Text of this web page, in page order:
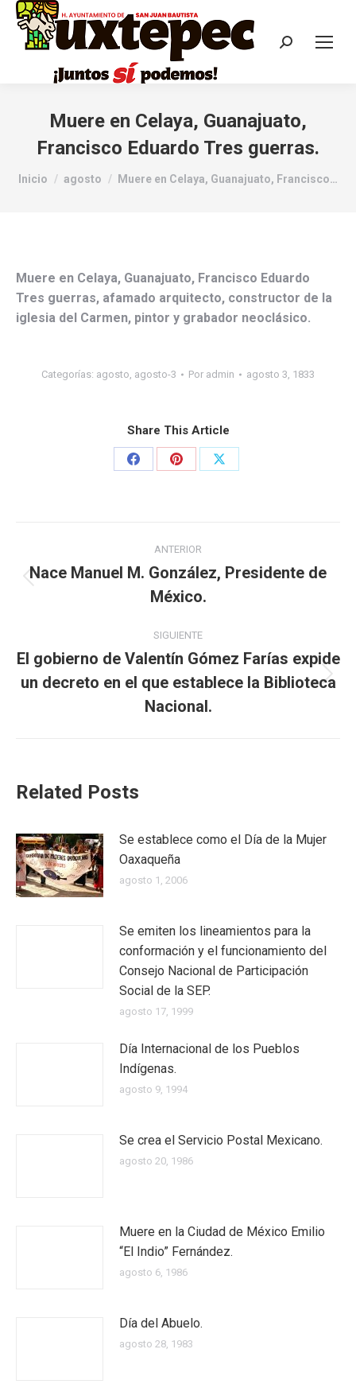
Muere en Celaya, Guanajuato,
Francisco Eduardo Tres guerras.
Estás aquí:
Inicio agosto Muere en Celaya, Guanajuato, Francisco…
Muere en Celaya, Guanajuato, Francisco Eduardo
Tres guerras, afamado arquitecto, constructor de la
iglesia del Carmen, pintor y grabador neoclásico.
Categorías: agosto, agosto-3 Por admin agosto 3, 1833
Share This Article
ANTERIOR
Nace Manuel M. González, Presidente de
México.
SIGUIENTE
El gobierno de Valentín Gómez Farías expide
un decreto en el que establece la Biblioteca
Nacional.
Related Posts
Se establece como el Día de la Mujer
Oaxaqueña
agosto 1, 2006
Se emiten los lineamientos para la
conformación y el funcionamiento del
Consejo Nacional de Participación
Social de la SEP.
agosto 17, 1999
Día Internacional de los Pueblos
Indígenas.
agosto 9, 1994
Se crea el Servicio Postal Mexicano.
agosto 20, 1986
Muere en la Ciudad de México Emilio
“El Indio” Fernández.
agosto 6, 1986
Día del Abuelo.
agosto 28, 1983